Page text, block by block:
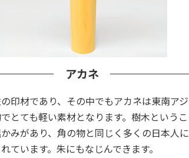
アカネ
印材であり、その中でもアカネは東南アジ
とても軽い素材となります。樹木というこ
かみがあり、角の物と同じく多くの日本人に
ています。朱にもなじんできます。